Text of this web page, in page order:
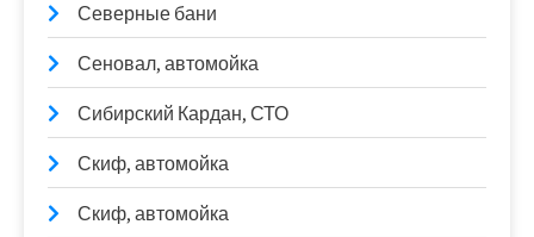
Северные бани
Сеновал, автомойка
Сибирский Кардан, СТО
Скиф, автомойка
Скиф, автомойка